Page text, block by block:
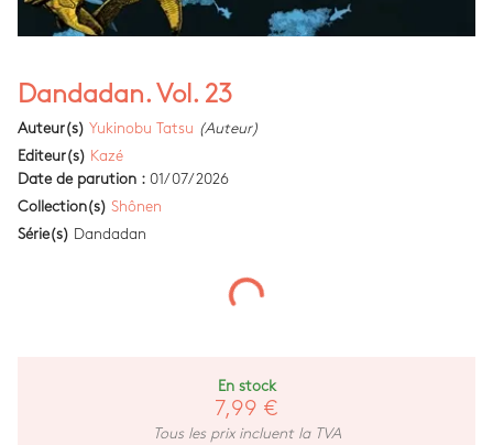
Dandadan. Vol. 23
Auteur(s) Yukinobu Tatsu (Auteur)
Editeur(s) Kazé
Date de parution : 01/07/2026
Collection(s) Shônen
Série(s) Dandadan
En stock
7,99 €
Tous les prix incluent la TVA